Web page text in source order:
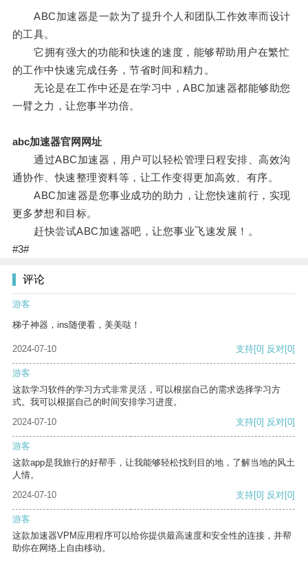
ABC加速器是一款为了提升个人和团队工作效率而设计
的工具。
它拥有强大的功能和快速的速度，能够帮助用户在繁忙
的工作中快速完成任务，节省时间和精力。
无论是在工作中还是在学习中，ABC加速器都能够助您
一臂之力，让您事半功倍。
abc加速器官网网址
通过ABC加速器，用户可以轻松管理日程安排、高效沟
通协作、快速整理资料等，让工作变得更加高效、有序。
ABC加速器是您事业成功的助力，让您快速前行，实现
更多梦想和目标。
赶快尝试ABC加速器吧，让您事业飞速发展！。
#3#
评论
游客
梯子神器，ins随便看，美美哒！
2024-07-10 支持[0] 反对[0]
游客
这款学习软件的学习方式非常灵活，可以根据自己的需求选择学习方
式。我可以根据自己的时间安排学习进度。
2024-07-10
支持[0] 反对[0]
游客
这款app是我旅行的好帮手，让我能够轻松找到目的地，了解当地的风土
人情。
2024-07-10
支持[0] 反对[0]
游客
这款加速器VPM应用程序可以给你提供最高速度和安全性的连接，并帮
助你在网络上自由移动。